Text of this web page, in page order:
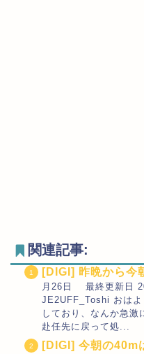
関連記事:
[DIGI] 昨晩から今
月26日 最終更新日
JE2UFF_Toshi おはよ
しており、なんか急激
赴任先に戻って処...
[DIGI] 今朝の40m